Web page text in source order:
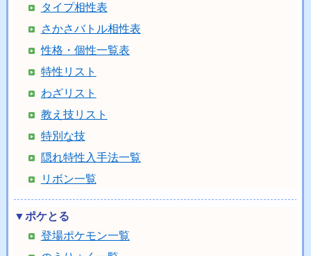
タイプ相性表
さかさバトル相性表
性格・個性一覧表
特性リスト
わざリスト
教え技リスト
特別な技
隠れ特性入手法一覧
リボン一覧
▼ポケとる
登場ポケモン一覧